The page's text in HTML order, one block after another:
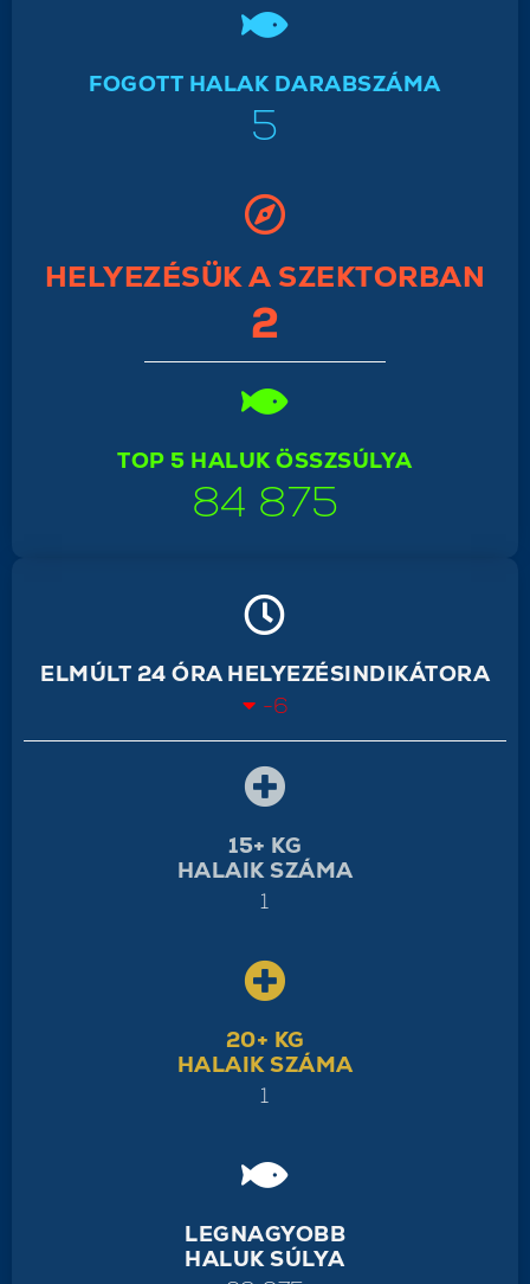
FOGOTT HALAK DARABSZÁMA
5
HELYEZÉSÜK A SZEKTORBAN
2
TOP 5 HALUK ÖSSZSÚLYA
84 875
ELMÚLT 24 ÓRA HELYEZÉSINDIKÁTORA
-6
15+ KG
HALAIK SZÁMA
1
20+ KG
HALAIK SZÁMA
1
LEGNAGYOBB
HALUK SÚLYA